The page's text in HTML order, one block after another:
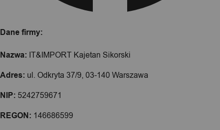
Dane firmy:
Nazwa: IT&IMPORT Kajetan Sikorski
Adres: ul. Odkryta 37/9, 03-140 Warszawa
NIP: 5242759671
REGON: 146686599